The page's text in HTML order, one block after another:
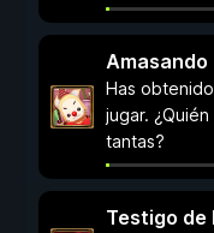
Has
jugar.
tantas?
Testigo de